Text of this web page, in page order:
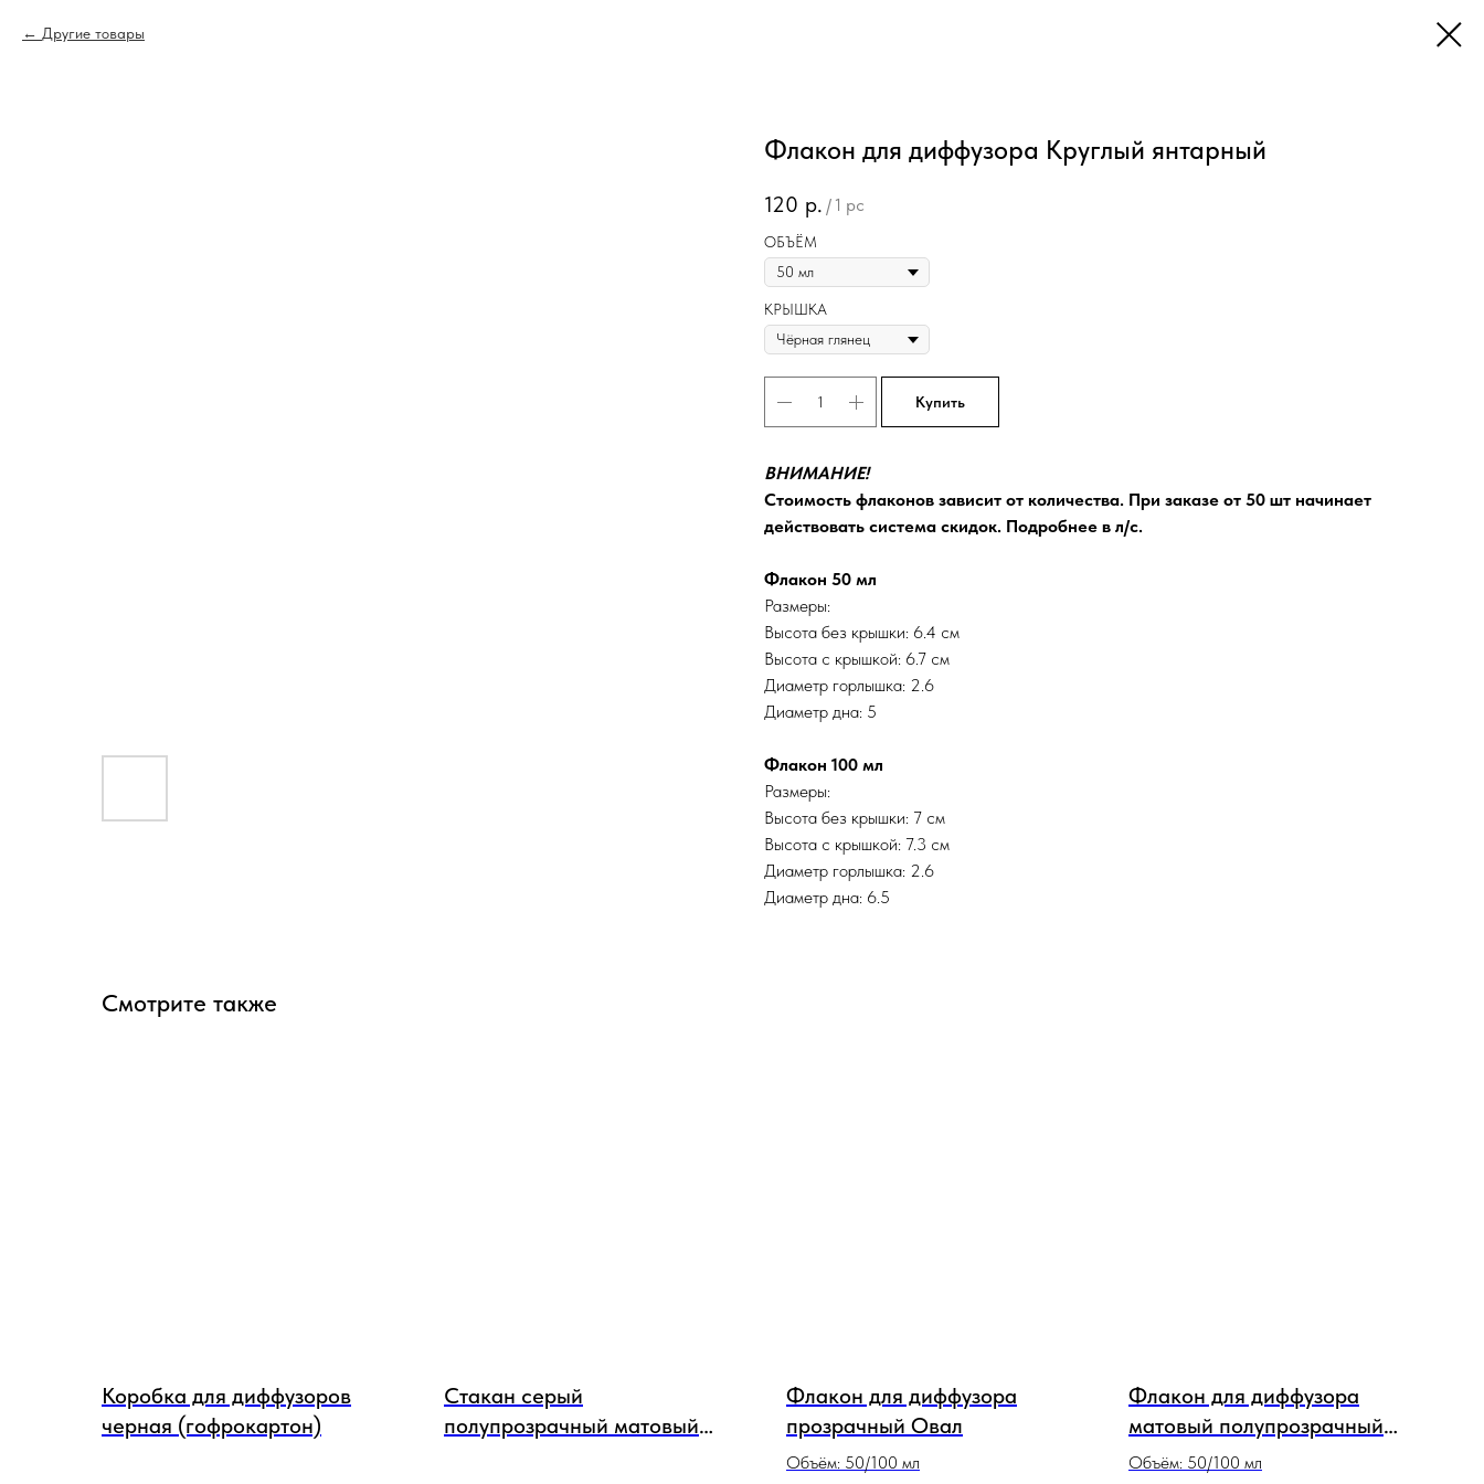
Другие товары
Флакон для диффузора Круглый янтарный
120 р. / 1 pc
ОБЪЁМ
КРЫШКА
Купить
ВНИМАНИЕ!
Стоимость флаконов зависит от количества. При заказе от 50 шт начинает
действовать система скидок. Подробнее в л/с.
Флакон 50 мл
Размеры:
Высота без крышки: 6.4 см
Высота с крышкой: 6.7 см
Диаметр горлышка: 2.6
Диаметр дна: 5
Флакон 100 мл
Размеры:
Высота без крышки: 7 см
Высота с крышкой: 7.3 см
Диаметр горлышка: 2.6
Диаметр дна: 6.5
Смотрите также
Коробка для диффузоров
черная (гофрокартон)
Стакан серый
полупрозрачный матовый
Флакон для диффузора
прозрачный Овал
Объём: 50/100 мл
Флакон для диффузора
матовый полупрозрачный
Шайба
Объём: 50/100 мл